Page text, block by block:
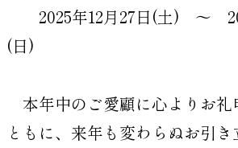
2025年12月27日(土) ～
(日)
本年中のご愛顧に心よりお礼
ともに、来年も変わらぬお引